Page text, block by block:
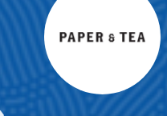
Max Mustermann